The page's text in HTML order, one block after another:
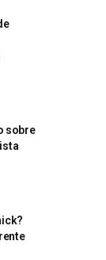
sobre